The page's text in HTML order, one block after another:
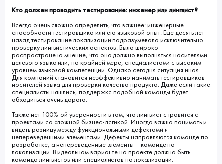
Кто должен проводить тестирование: инженер или лингвист?
Всегда очень сложно определить, что важнее: инженерные
способности тестировщика или его языковой опыт. Еще десять лет
назад тестирование локализации подразумевало исключительно
проверку лингвистических аспектов. Было широко
распространено мнение, что оно должно выполняться носителями
целевого языка или, по крайней мере, специалистами с высоким
уровнем языковой компетенции. Однако сегодня ситуация иная.
Для компаний становится неэффективно нанимать тестировщиков-
носителей языка для проверки качества продукта. Даже если такие
специалисты нашлись, поддержка подобной команды будет
обходиться очень дорого.
Также нет 100%-ой уверенности в том, что лингвист справится с
проектами со сложной бизнес-логикой. Иногда важно понимать и
видеть разницу между функциональными дефектами и
непереведенными элементами. Дефекты направляются команде по
разработке, а непереведенные элементы – команде по
локализации. В идеальном варианте на проекте должна быть
команда лингвистов или специалистов по локализации.